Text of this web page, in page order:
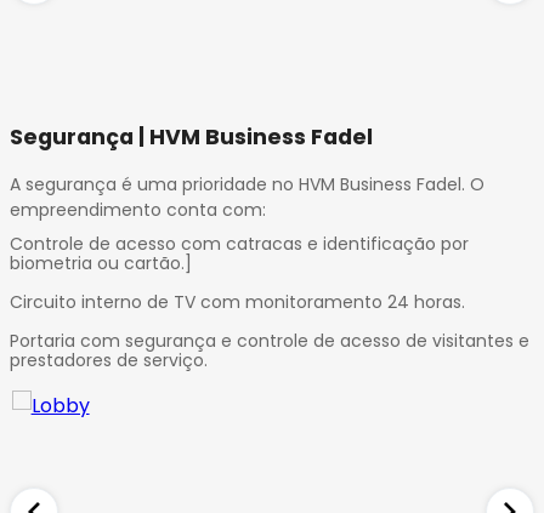
Segurança | HVM Business Fadel
A segurança é uma prioridade no HVM Business Fadel. O
empreendimento conta com:
Controle de acesso com catracas e identificação por
biometria ou cartão.]
Circuito interno de TV com monitoramento 24 horas.
Portaria com segurança e controle de acesso de visitantes e
prestadores de serviço.